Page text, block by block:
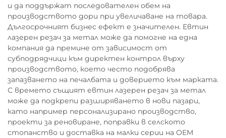
и да поддържат последователен обем на
производството дори при увеличаване на товара.
Дългосрочният бизнес ефект е значителен. Евтин
лазерен резач за метал може да помогне на една
компания да премине от зависимост от
субподрядчици към директен контрол върху
производството, което често подобрява
запазването на печалбата и доверието към марката.
С времето същият евтин лазерен резач за метал
може да подкрепи разширяването в нови пазари,
като например персонализирано производство,
проекти за реновиране, поправки в селското
стопанство и доставка на малки серии на OEM